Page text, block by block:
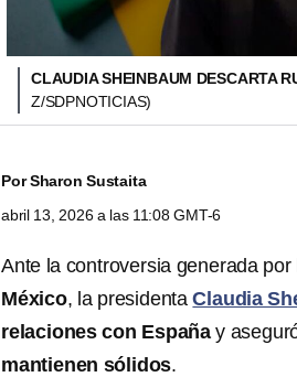
CLAUDIA SHEINBAUM DESCARTA
Z/SDPNOTICIAS)
PorSharon Sustaita
abril 13, 2026 a las 11:08 GMT-6
Ante la controversia generada
México, la presidentaClaudia
relaciones con España y
mantienen sólidos.